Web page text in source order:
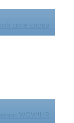
силе слова
WOW!HR